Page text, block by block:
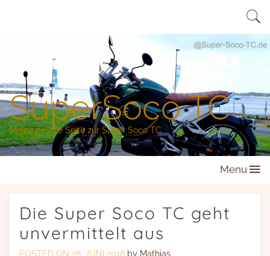
SuperSoco TC
Meine private Seite zur Super Soco TC
Menu
Die Super Soco TC geht
unvermittelt aus
POSTED ON 28. JUNI 2018 by Mathias